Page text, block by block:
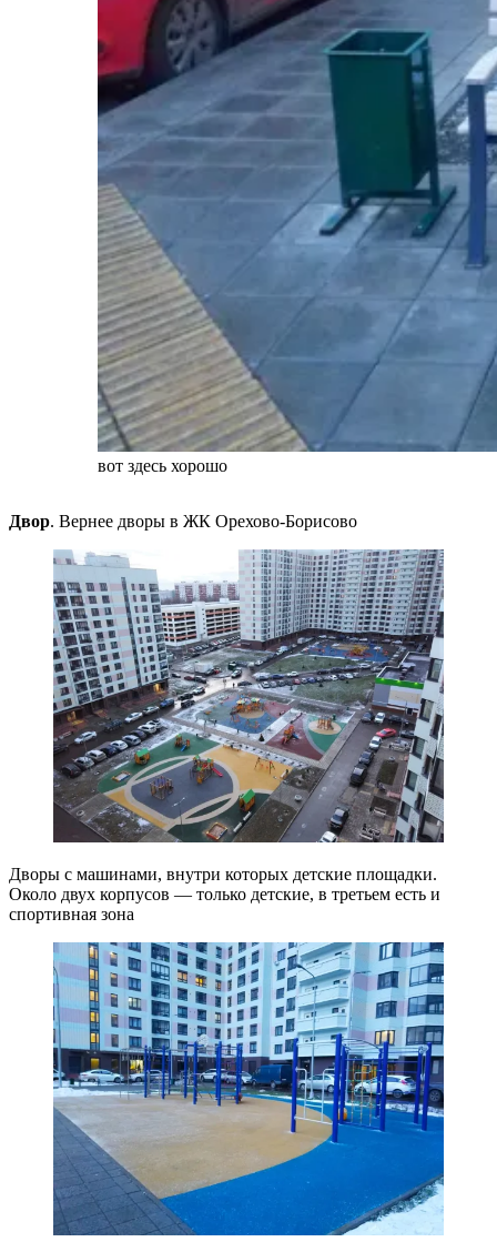
вот здесь хорошо
Двор. Вернее дворы в ЖК Орехово-Борисово
Дворы с машинами, внутри которых детские площадки.
Около двух корпусов — только детские, в третьем есть и
спортивная зона